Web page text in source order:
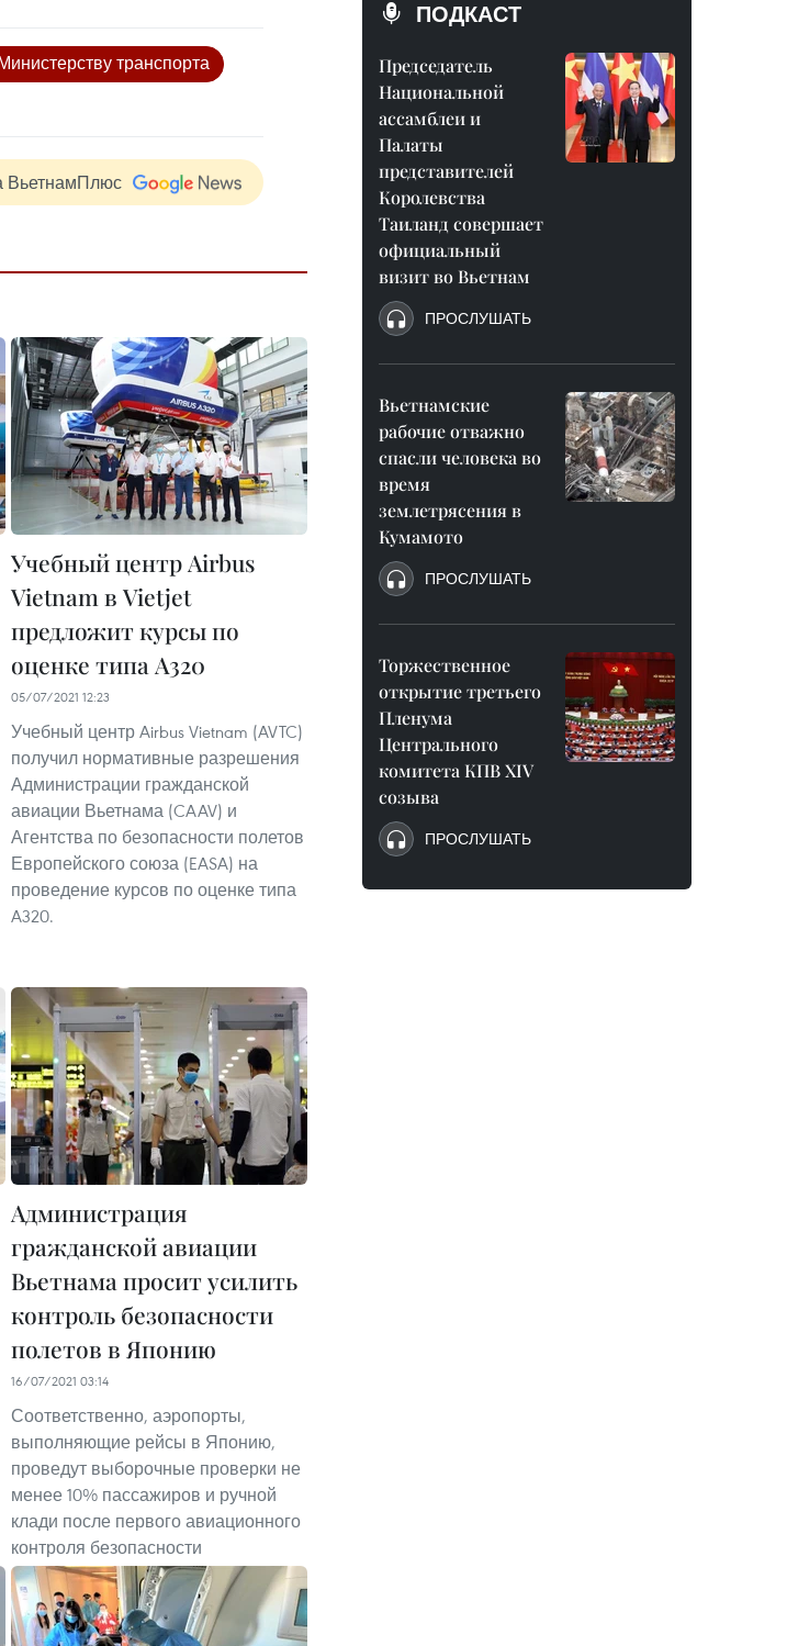
транспорта
ВьетнамПлюс
Учебный центр Airbus
Vietnam в Vietjet
предложит курсы по
оценке типа A320
05/07/2021 12:23
Учебный центр Airbus Vietnam (AVTC)
получил нормативные разрешения
Администрации гражданской
авиации Вьетнама (CAAV) и
Агентства по безопасности полетов
Европейского союза (EASA) на
проведение курсов по оценке типа
A320.
Администрация
гражданской авиации
Вьетнама просит усилить
контроль безопасности
полетов в Японию
16/07/2021 03:14
Соответственно, аэропорты,
выполняющие рейсы в Японию,
проведут выборочные проверки не
менее 10% пассажиров и ручной
клади после первого авиационного
контроля безопасности
ПОДКАСТ
Председатель
Национальной
ассамблеи и
Палаты
представителей
Королевства
Таиланд совершает
официальный
визит во Вьетнам
ПРОСЛУШАТЬ
Вьетнамские
рабочие отважно
спасли человека во
время
землетрясения в
Кумамото
ПРОСЛУШАТЬ
Торжественное
открытие третьего
Пленума
Центрального
комитета КПВ XIV
созыва
ПРОСЛУШАТЬ